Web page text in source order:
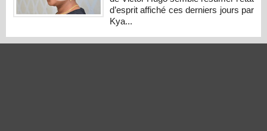
d’esprit affiché ces derniers jours par
Kya...